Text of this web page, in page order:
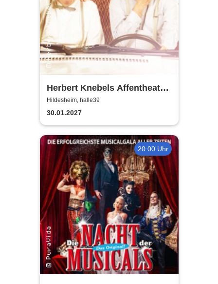
Herbert Knebels Affentheater
- Voll Karacho!
Hildesheim, halle39
30.01.2027
20:00 Uhr